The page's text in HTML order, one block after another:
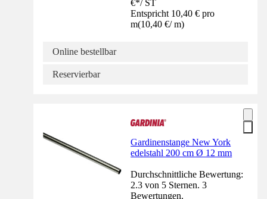
€*/ ST
Entspricht 10,40 € pro
m(10,40 €/ m)
Online bestellbar
Reservierbar
Gardinenstange New York
edelstahl 200 cm Ø 12 mm
Durchschnittliche Bewertung:
2.3 von 5 Sternen. 3
Bewertungen.